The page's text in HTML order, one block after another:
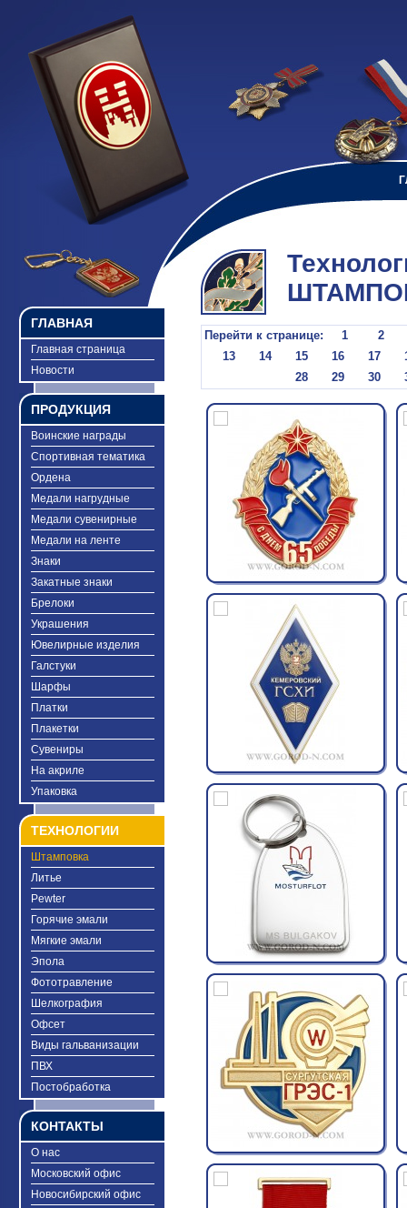
ГЛАВНАЯ
Главная страница
Новости
ПРОДУКЦИЯ
Воинские награды
Спортивная тематика
Ордена
Медали нагрудные
Медали сувенирные
Медали на ленте
Знаки
Закатные знаки
Брелоки
Украшения
Ювелирные изделия
Галстуки
Шарфы
Платки
Плакетки
Сувениры
На акриле
Упаковка
ТЕХНОЛОГИИ
Штамповка
Литье
Pewter
Горячие эмали
Мягкие эмали
Эпола
Фототравление
Шелкография
Офсет
Виды гальванизации
ПВХ
Постобработка
КОНТАКТЫ
О нас
Московский офис
Новосибирский офис
Перейти к странице: 1
2
13
14 15 16 17
28
29 30